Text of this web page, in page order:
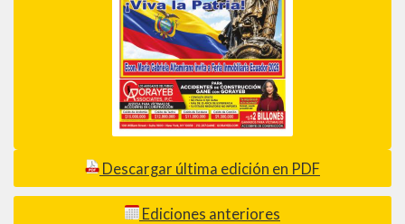
Descargar última edición en PDF
Ediciones anteriores